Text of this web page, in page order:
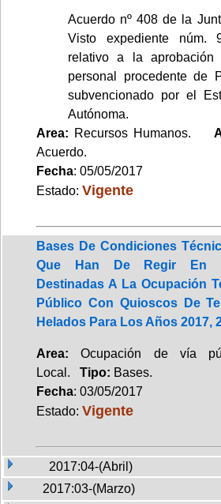
Acuerdo nº 408 de la
Visto expediente núm.
relativo a la
personal procedente de
subvencionado por el
Autónoma.
Area: Recursos Humanos.
Acuerdo.
Fecha: 05/05/2017
Estado: Vigente
Bases De Condiciones
Que Han De Regir En
Destinadas A La Ocupación
Público Con Quioscos De
Helados Para Los Años 2017,
Area: Ocupación de
Local. Tipo: Bases.
Fecha: 03/05/2017
Estado: Vigente
2017:04-(Abril)
2017:03-(Marzo)